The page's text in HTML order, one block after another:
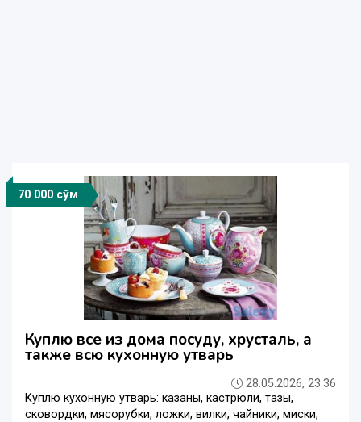
70 000 сўм
Куплю все из дома посуду, хрусталь, а
также всю кухонную утварь
28.05.2026, 23:36
Куплю кухонную утварь: казаны, кастрюли, тазы,
сковордки, мясорубки, ложки, вилки, чайники, миски,